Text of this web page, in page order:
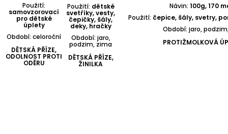
Použití:
samovzorovací
pro dětské
úplety
Období: celoroční
DĚTSKÁ PŘÍZE,
ODOLNOST PROTI
ODĚRU
Použití: dětské
svetříky, vesty,
čepičky, šály,
deky, hračky
Období: jaro,
podzim, zima
DĚTSKÁ PŘÍZE,
ŽINILKA
Návin: 100g, 170
Použití: čepice, šály, svetry,
Období: jaro,
PROTIŽMOLKOVÁ